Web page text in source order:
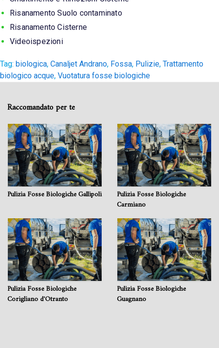
Risanamento Suolo contaminato
Risanamento Cisterne
Videoispezioni
Tag: biologica, Canaljet Andrano, Fossa, Pulizie, Trattamento
biologico acque, Vuotatura fosse biologiche
Raccomandato per te
Pulizia Fosse Biologiche Gallipoli
Pulizia Fosse Biologiche
Carmiano
Pulizia Fosse Biologiche
Corigliano d'Otranto
Pulizia Fosse Biologiche
Guagnano